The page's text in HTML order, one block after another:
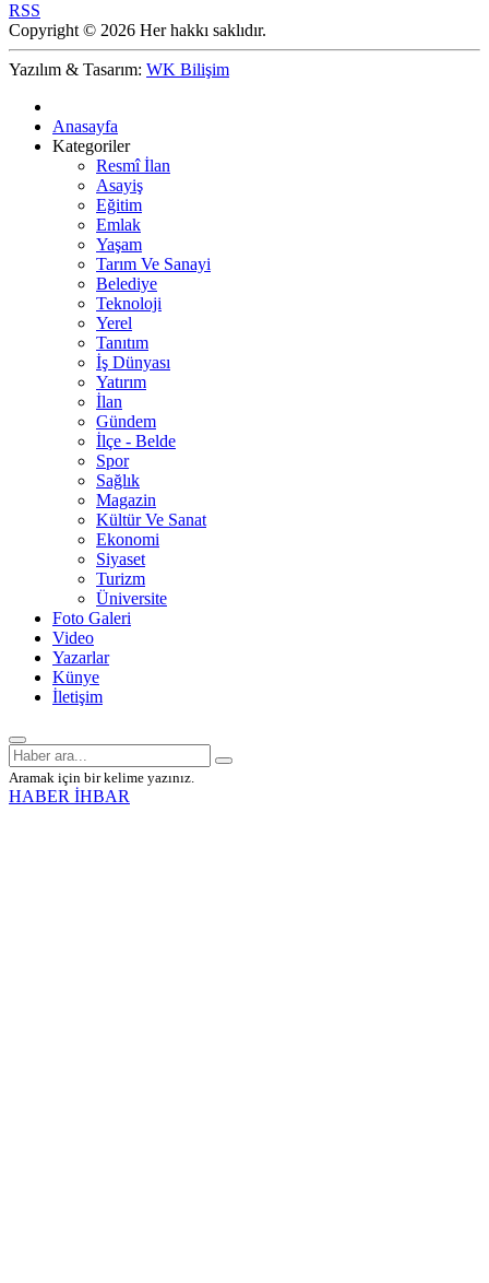
RSS
Copyright © 2026 Her hakkı saklıdır.
Yazılım & Tasarım: WK Bilişim
Anasayfa
Kategoriler
Resmî İlan
Asayiş
Eğitim
Emlak
Yaşam
Tarım Ve Sanayi
Belediye
Teknoloji
Yerel
Tanıtım
İş Dünyası
Yatırım
İlan
Gündem
İlçe - Belde
Spor
Sağlık
Magazin
Kültür Ve Sanat
Ekonomi
Siyaset
Turizm
Üniversite
Foto Galeri
Video
Yazarlar
Künye
İletişim
Aramak için bir kelime yazınız.
HABER İHBAR